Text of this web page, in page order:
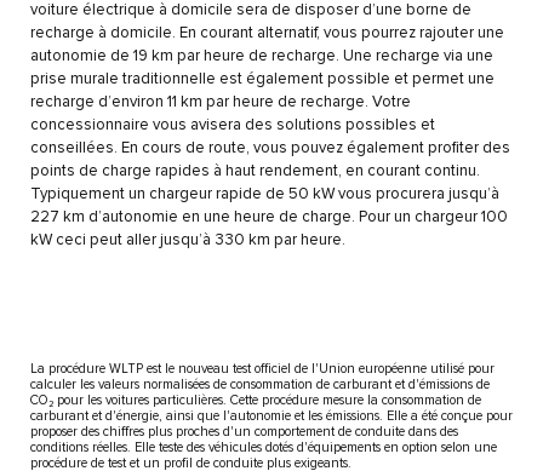
voiture électrique à domicile sera de disposer d’une borne de
recharge à domicile. En courant alternatif, vous pourrez rajouter une
autonomie de 19 km par heure de recharge. Une recharge via une
prise murale traditionnelle est également possible et permet une
recharge d’environ 11 km par heure de recharge. Votre
concessionnaire vous avisera des solutions possibles et
conseillées. En cours de route, vous pouvez également profiter des
points de charge rapides à haut rendement, en courant continu.
Typiquement un chargeur rapide de 50 kW vous procurera jusqu’à
227 km d’autonomie en une heure de charge. Pour un chargeur 100
kW ceci peut aller jusqu’à 330 km par heure.
La procédure WLTP est le nouveau test officiel de l'Union européenne utilisé pour
calculer les valeurs normalisées de consommation de carburant et d'émissions de
CO₂ pour les voitures particulières. Cette procédure mesure la consommation de
carburant et d'énergie, ainsi que l'autonomie et les émissions. Elle a été conçue pour
proposer des chiffres plus proches d'un comportement de conduite dans des
conditions réelles. Elle teste des véhicules dotés d'équipements en option selon une
procédure de test et un profil de conduite plus exigeants.